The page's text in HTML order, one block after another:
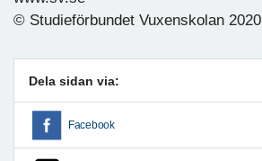
© Studieförbundet Vuxenskolan 2020
Dela sidan via:
Facebook